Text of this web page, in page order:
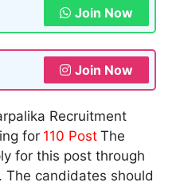
Join Now
Join Now
Recruitment
for 110 Post The
for this post through
. The candidates should